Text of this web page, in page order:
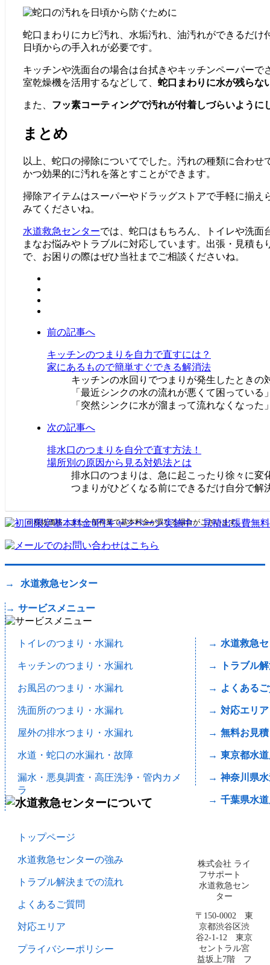
蛇口まわりにカビ汚れ、水垢汚れ、油汚れができるだけ
日頃からの手入れが必要です。
キッチンや洗面台の場合は台拭きやキッチンペーパーで
室乾燥機を活用するなどして、 蛇口まわりに水が残らな
また、 フッ素コーティングで汚れが付着しづらいように
まとめ
以上、蛇口の掃除についてでした。汚れの種類に合わせ
かつ効果的に汚れを落とすことができます。
掃除アイテムはスーパーやドラッグストアで手軽に揃え
みてくださいね。
水道救急センターでは、蛇口はもちろん、トイレや洗面
まなお悩みやトラブルに対応しています。出張・見積も
で、お困りの際はぜひ当社までご相談くださいね。
前の記事へ
キッチンのつまりを自力で直すには？
家にあるもので簡単すぐできる解消法
キッチンの水回りでつまりが発生したときの
「最近シンクの水の流れが悪くて困っている
「突然シンクに水が溜まって流れなくなっ
次の記事へ
排水口のつまりを自分で直す方法！
場所別の原因から見る対処法とは
排水口のつまりは、急に起こったり徐々に変
つまりがひどくなる前にできるだけ自分で
※税抜価格、また一部作業で基本料金が異なる場合がございます。
水道救急センター
サービスメニュー
トイレのつまり・水漏れ
キッチンのつまり・水漏れ
お風呂のつまり・水漏れ
洗面所のつまり・水漏れ
屋外の排水つまり・水漏れ
水道・蛇口の水漏れ・故障
漏水・悪臭調査・高圧洗浄・管内カメ
ラ
水道救急
トラブル
よくある
対応エリア
無料お見
東京都水
神奈川県
千葉県水
トップページ
水道救急センターの強み
トラブル解決までの流れ
よくあるご質問
対応エリア
プライバシーポリシー
株式会社 ライ
フサポート
水道救急セン
ター
〒150-0002 東
京都渋谷区渋
谷2-1-12 東京
セントラル宮
益坂上7階 フ